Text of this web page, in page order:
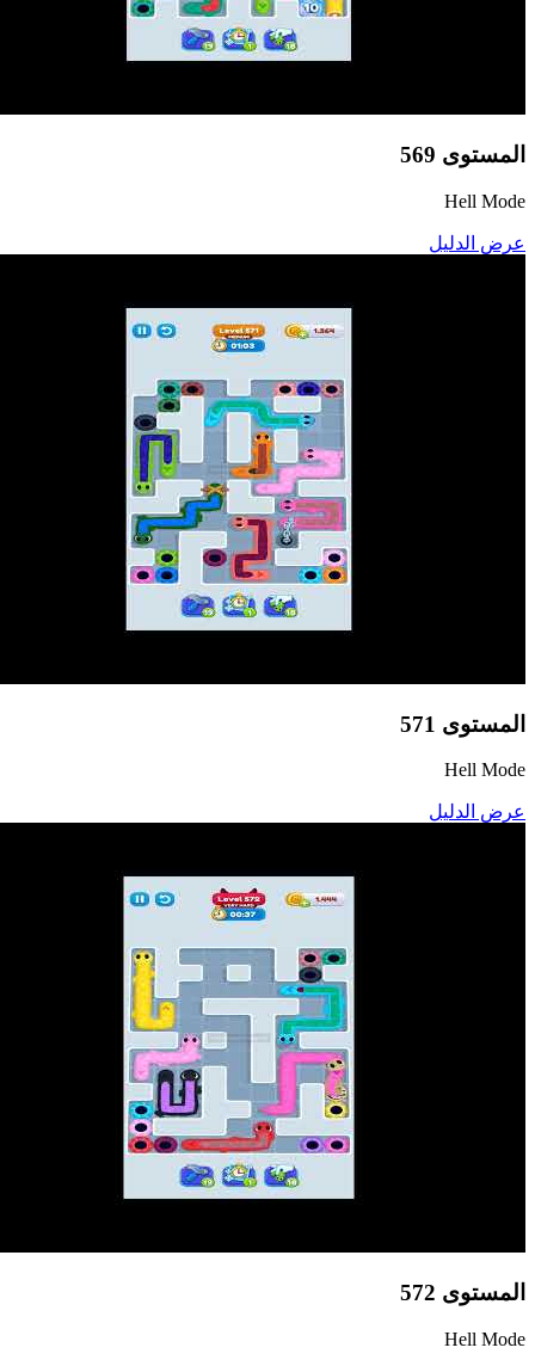
المستوى 569
Hell Mode
عرض الدليل
المستوى 571
Hell Mode
عرض الدليل
المستوى 572
Hell Mode